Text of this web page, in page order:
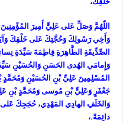
اللّهُمَّ وَصَلِّ عَلى عَلِيٍّ أَمِيرَ
وَأَخِي رَسُولِكَ وَحُجَّتِكَ عَلى خَلْقِكَ
الصِّدِّيقَةِ الطَّاهِرَةِ فِاطِمَةَ سَيِّدَةِ
وَإِمامَي الهُدى الحَسَنِ وَالحُسَيْنِ
المُسْلِمِينَ عَلِيِّ بْنِ الحُسَيْنِ
جَعْفَرٍ وَعَلِيٍّ بْنِ مُوسى وَمُحَمَّدٍ بْنِ
وَالخَلَفِ الهادِي المَهْدِي، حُجَجِكَ عَلى
دائِمَةً.،